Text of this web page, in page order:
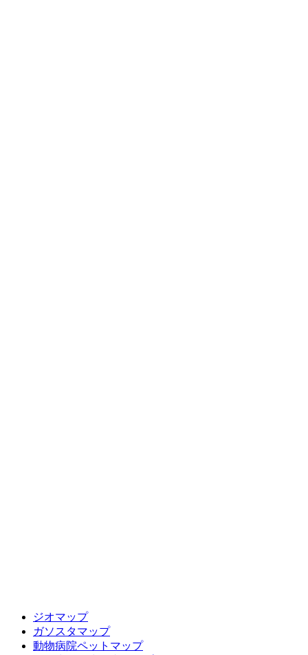
ジオマップ
ガソスタマップ
動物病院ペットマップ